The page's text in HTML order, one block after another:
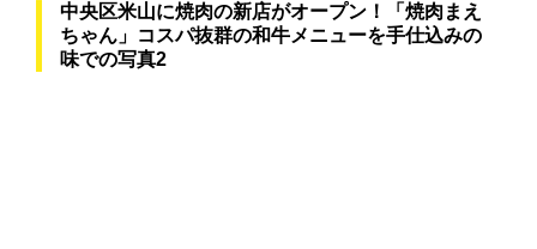
中央区米山に焼肉の新店がオープン！「焼肉まえ
ちゃん」コスパ抜群の和牛メニューを手仕込みの
味での写真2